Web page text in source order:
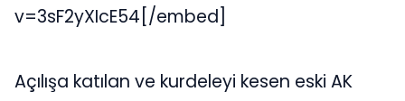
v=3sF2yXIcE54[/embed]
Açılışa katılan ve kurdeleyi kesen eski AK